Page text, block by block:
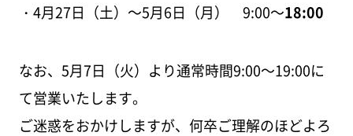
・4月27日（土）～5月6日（月） 9:00～18:00
なお、5月7日（火）より通常時間9:00～19:00に
て営業いたします。
ご迷惑をおかけしますが、何卒ご理解のほどよろ